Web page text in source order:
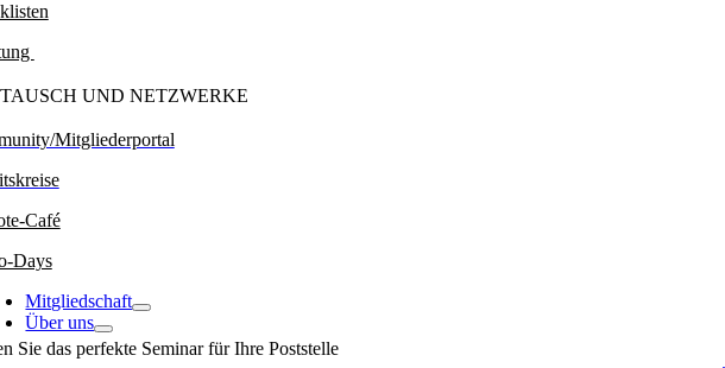
UND NETZWERKE
Mitgliederportal
Café
Days
Mitgliedschaft
Über uns
Sie das perfekte Seminar für Ihre Poststelle